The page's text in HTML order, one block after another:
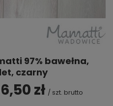
97% bawełna,
czarny
zł / szt. brutto